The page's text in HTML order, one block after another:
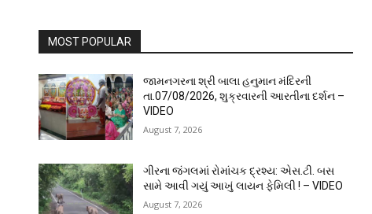
MOST POPULAR
જામનગરના શ્રી બાલા હનુમાન મંદિરની
તા.07/08/2026, શુક્રવારની આરતીના દર્શન –
VIDEO
August 7, 2026
ગીરના જંગલમાં રોમાંચક દ્રશ્ય: એસ.ટી. બસ
સામે આવી ગયું આખું લાયન ફેમિલી ! – VIDEO
August 7, 2026